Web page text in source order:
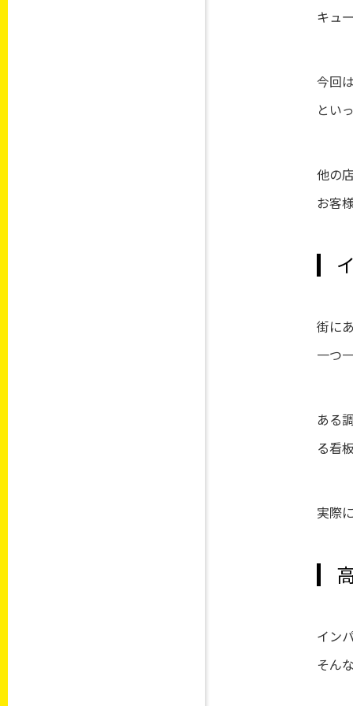
キュ
今回
とい
他の
お客
街に
一つ
ある
る看
実際
イン
そん